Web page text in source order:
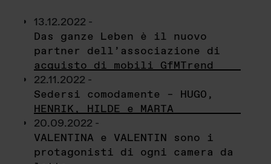
13.12.2022 -
Das ganze Leben è il nuovo
partner dell’associazione di
acquisto di mobili GfMTrend
22.11.2022 -
Sedersi comodamente – HUGO,
HENRIK, HILDE e MARTA
20.09.2022 -
VALENTINA e VALENTIN sono i
protagonisti di ogni camera da